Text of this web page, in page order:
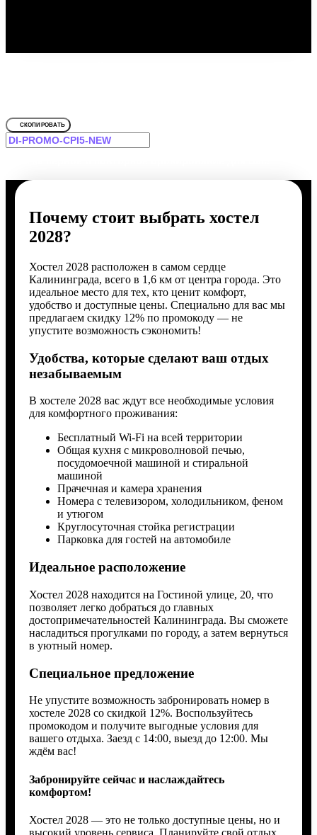
СКОПИРОВАТЬ
Почему стоит выбрать хостел
2028?
Хостел 2028 расположен в самом сердце
Калининграда, всего в 1,6 км от центра города. Это
идеальное место для тех, кто ценит комфорт,
удобство и доступные цены. Специально для вас мы
предлагаем скидку 12% по промокоду — не
упустите возможность сэкономить!
Удобства, которые сделают ваш отдых
незабываемым
В хостеле 2028 вас ждут все необходимые условия
для комфортного проживания:
Бесплатный Wi-Fi на всей территории
Общая кухня с микроволновой печью,
посудомоечной машиной и стиральной
машиной
Прачечная и камера хранения
Номера с телевизором, холодильником, феном
и утюгом
Круглосуточная стойка регистрации
Парковка для гостей на автомобиле
Идеальное расположение
Хостел 2028 находится на Гостиной улице, 20, что
позволяет легко добраться до главных
достопримечательностей Калининграда. Вы сможете
насладиться прогулками по городу, а затем вернуться
в уютный номер.
Специальное предложение
Не упустите возможность забронировать номер в
хостеле 2028 со скидкой 12%. Воспользуйтесь
промокодом и получите выгодные условия для
вашего отдыха. Заезд с 14:00, выезд до 12:00. Мы
ждём вас!
Забронируйте сейчас и наслаждайтесь
комфортом!
Хостел 2028 — это не только доступные цены, но и
высокий уровень сервиса. Планируйте свой отдых